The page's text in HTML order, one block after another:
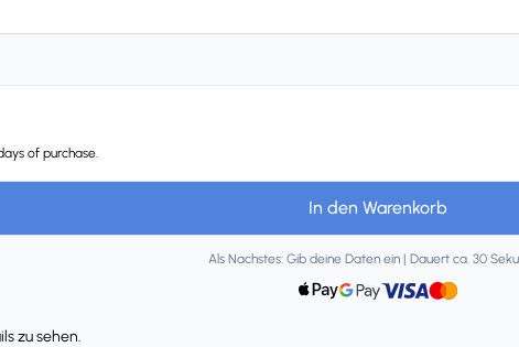
of purchase.
In den Warenkorb
Als Nachstes: Gib deine Daten ein | Dauert ca. 30
zu sehen.